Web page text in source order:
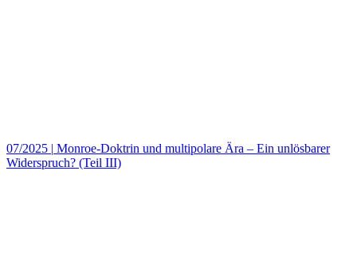
07/2025 | Monroe-Doktrin und multipolare Ära – Ein unlösbarer
Widerspruch? (Teil III)